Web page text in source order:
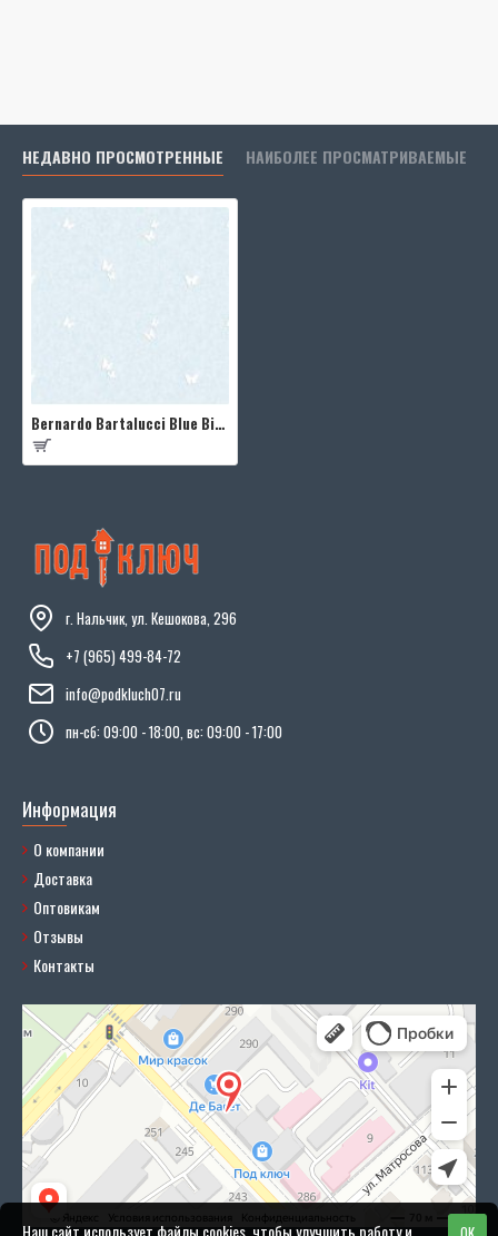
НЕДАВНО ПРОСМОТРЕННЫЕ НАИБОЛЕЕ ПРОСМАТРИВАЕМЫЕ
Bernardo Bartalucci Blue Bigi 5065-5
г. Нальчик, ул. Кешокова, 296
+7 (965) 499-84-72
info@podkluch07.ru
пн-сб: 09:00 - 18:00, вс: 09:00 - 17:00
Информация
О компании
Доставка
Оптовикам
Отзывы
Контакты
Наш сайт использует файлы cookies, чтобы улучшить работу и